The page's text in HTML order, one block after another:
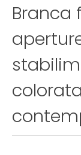
Branca